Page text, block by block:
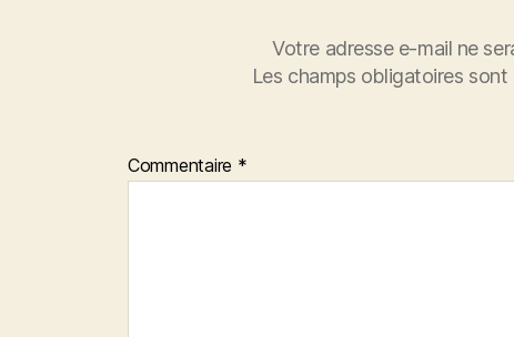
Votre adresse e-mail ne
Les champs obligatoires
Commentaire *